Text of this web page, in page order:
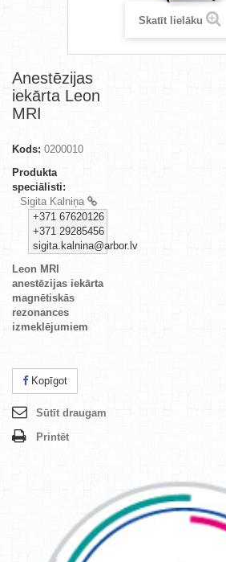
Skatīt lielāku
Anestēzijas
iekārta Leon
MRI
Kods: 0200010
Produkta
speciālisti:
Sigita Kalniņa
+371 67620126
+371 29285456
sigita.kalnina@arbor.lv
Leon MRI
anestēzijas iekārta
magnētiskās
rezonances
izmeklējumiem
Kopīgot
Sūtīt draugam
Printēt